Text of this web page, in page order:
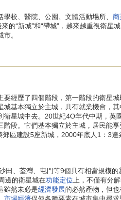
學校、醫院、公園、文體活動場所、 商
的“新城”和“帶城”，越來越重視衛
。
歷了四個階段，第一階段的衛星城
基本獨立於主城，具有就業機會，
星城中去。20世紀4O年代中期，英
段。它們基本獨立於主城，居民能
區建設5座新城，2000年底人1：3達
、荃灣、屯門等9個具有相當規模的
邊的衛星城在功能定位 上，不僅有分
雖然未必是經濟發展的必然產物，但